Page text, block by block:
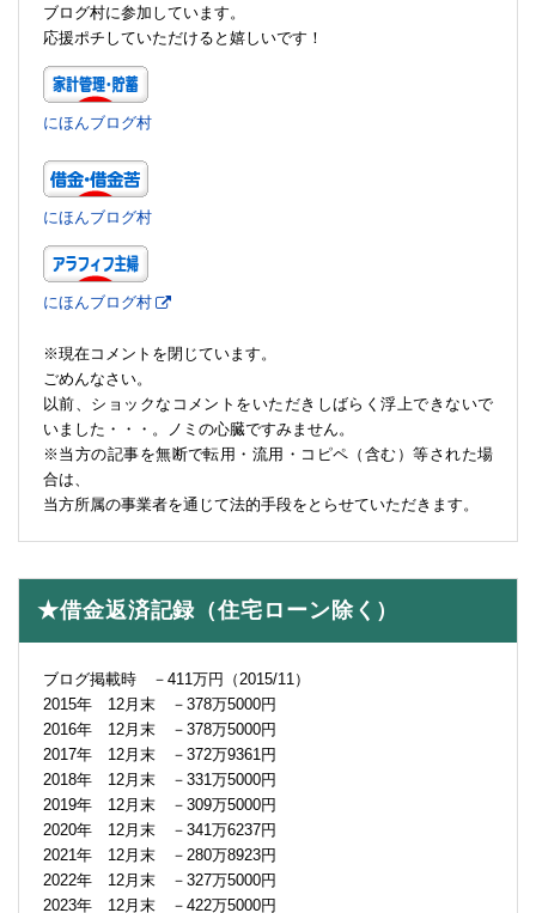
ブログ村に参加しています。
応援ポチしていただけると嬉しいです！
にほんブログ村
にほんブログ村
にほんブログ村
※現在コメントを閉じています。
ごめんなさい。
以前、ショックなコメントをいただきしばらく浮上できないで
いました・・・。ノミの心臓ですみません。
※当方の記事を無断で転用・流用・コピペ（含む）等された場
合は、
当方所属の事業者を通じて法的手段をとらせていただきます。
★借金返済記録（住宅ローン除く）
ブログ掲載時 －411万円（2015/11）
2015年 12月末 －378万5000円
2016年 12月末 －378万5000円
2017年 12月末 －372万9361円
2018年 12月末 －331万5000円
2019年 12月末 －309万5000円
2020年 12月末 －341万6237円
2021年 12月末 －280万8923円
2022年 12月末 －327万5000円
2023年 12月末 －422万5000円